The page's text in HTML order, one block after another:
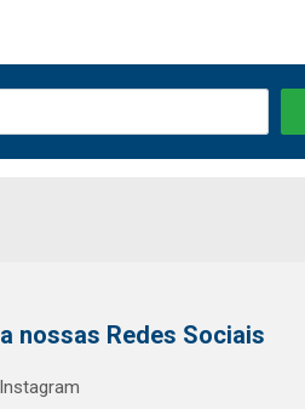
nossas Redes Sociais
Instagram